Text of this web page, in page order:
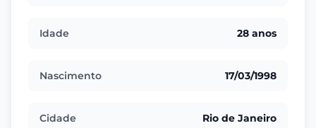
Idade 28 anos
Nascimento 17/03/1998
Cidade Rio de Janeiro